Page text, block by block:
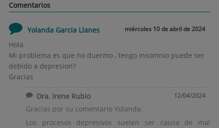
Comentarios
Yolanda Garcia Llanes miércoles 10 de abril de 2024
Hola
Mi problema es que no duermo , tengo insomnio puede ser
debido a depresion?
Gracias
Dra. Irene Rubio 12/04/2024
Gracias por su comentario Yolanda.
Los procesos depresivos suelen ser causa de mal